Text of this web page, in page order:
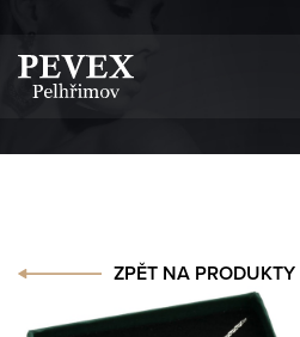
ZPĚT NA PRODUKTY